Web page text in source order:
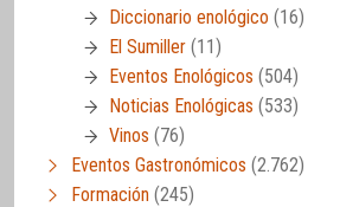
Diccionario enológico (16)
El Sumiller (11)
Eventos Enológicos (504)
Noticias Enológicas (533)
Vinos (76)
Eventos Gastronómicos (2.762)
Formación (245)